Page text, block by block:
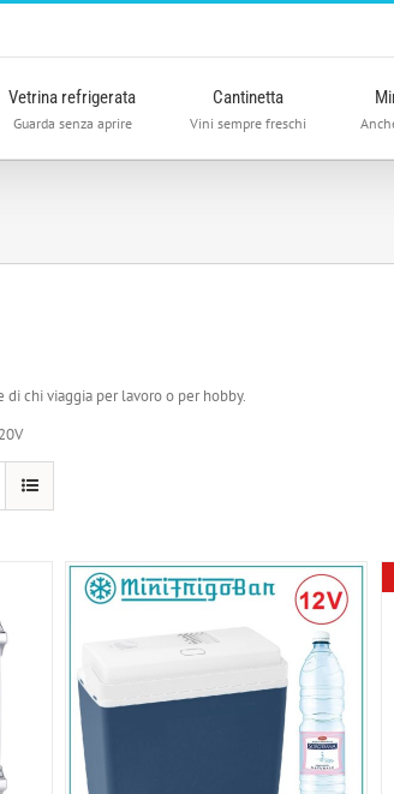
Vetrina refrigerata
Guarda senza aprire
Cantinetta
Vini sempre freschi
chi viaggia per lavoro o per hobby.